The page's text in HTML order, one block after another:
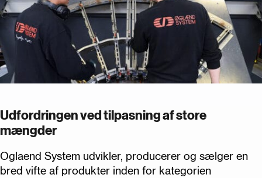
Udfordringen ved tilpasning af store
mængder
Oglaend System udvikler, producerer og sælger en
bred vifte af produkter inden for kategorien